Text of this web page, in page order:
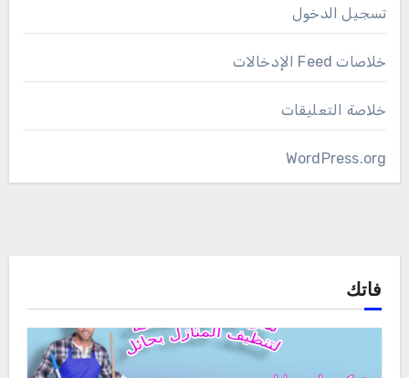
تسجيل الدخول
خلاصات Feed الإدخالات
خلاصة التعليقات
WordPress.org
فاتك